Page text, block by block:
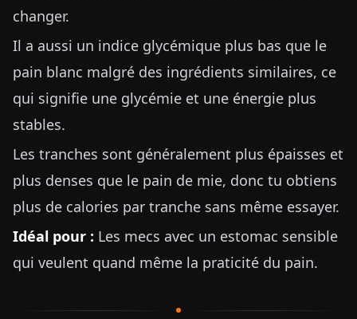
changer.
Il a aussi un indice glycémique plus bas que le
pain blanc malgré des ingrédients similaires, ce
qui signifie une glycémie et une énergie plus
stables.
Les tranches sont généralement plus épaisses et
plus denses que le pain de mie, donc tu obtiens
plus de calories par tranche sans même essayer.
Idéal pour : Les mecs avec un estomac sensible
qui veulent quand même la praticité du pain.